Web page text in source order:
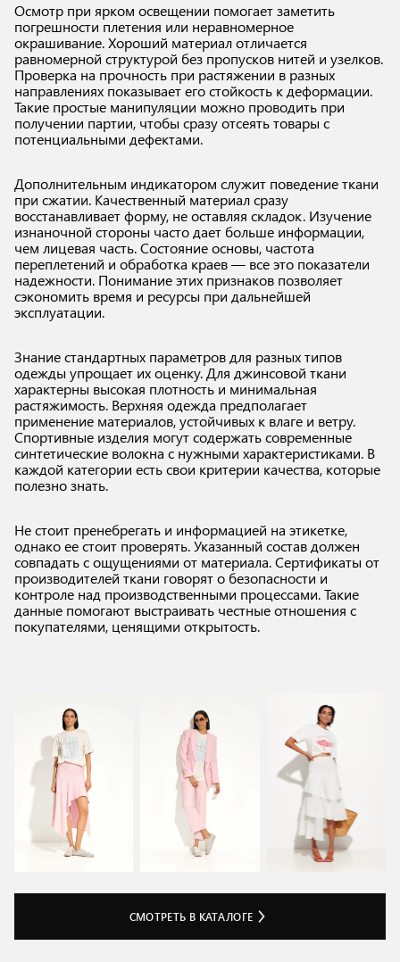
Осмотр при ярком освещении помогает заметить
погрешности плетения или неравномерное
окрашивание. Хороший материал отличается
равномерной структурой без пропусков нитей и узелков.
Проверка на прочность при растяжении в разных
направлениях показывает его стойкость к деформации.
Такие простые манипуляции можно проводить при
получении партии, чтобы сразу отсеять товары с
потенциальными дефектами.
Дополнительным индикатором служит поведение ткани
при сжатии. Качественный материал сразу
восстанавливает форму, не оставляя складок. Изучение
изнаночной стороны часто дает больше информации,
чем лицевая часть. Состояние основы, частота
переплетений и обработка краев — все это показатели
надежности. Понимание этих признаков позволяет
сэкономить время и ресурсы при дальнейшей
эксплуатации.
Знание стандартных параметров для разных типов
одежды упрощает их оценку. Для джинсовой ткани
характерны высокая плотность и минимальная
растяжимость. Верхняя одежда предполагает
применение материалов, устойчивых к влаге и ветру.
Спортивные изделия могут содержать современные
синтетические волокна с нужными характеристиками. В
каждой категории есть свои критерии качества, которые
полезно знать.
Не стоит пренебрегать и информацией на этикетке,
однако ее стоит проверять. Указанный состав должен
совпадать с ощущениями от материала. Сертификаты от
производителей ткани говорят о безопасности и
контроле над производственными процессами. Такие
данные помогают выстраивать честные отношения с
покупателями, ценящими открытость.
СМОТРЕТЬ В КАТАЛОГЕ